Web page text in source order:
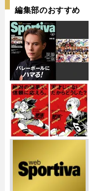
編集部のおすすめ